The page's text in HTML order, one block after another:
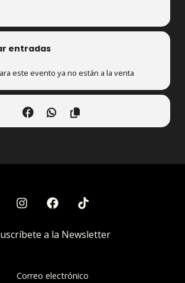
entradas
este evento ya no están a la venta
a la Newsletter
Correo electrónico